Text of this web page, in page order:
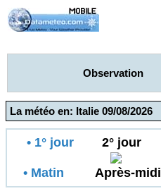
Observation
La météo en: Italie 09/08/2026
• 1° jour 2° jour
• Matin Après-midi